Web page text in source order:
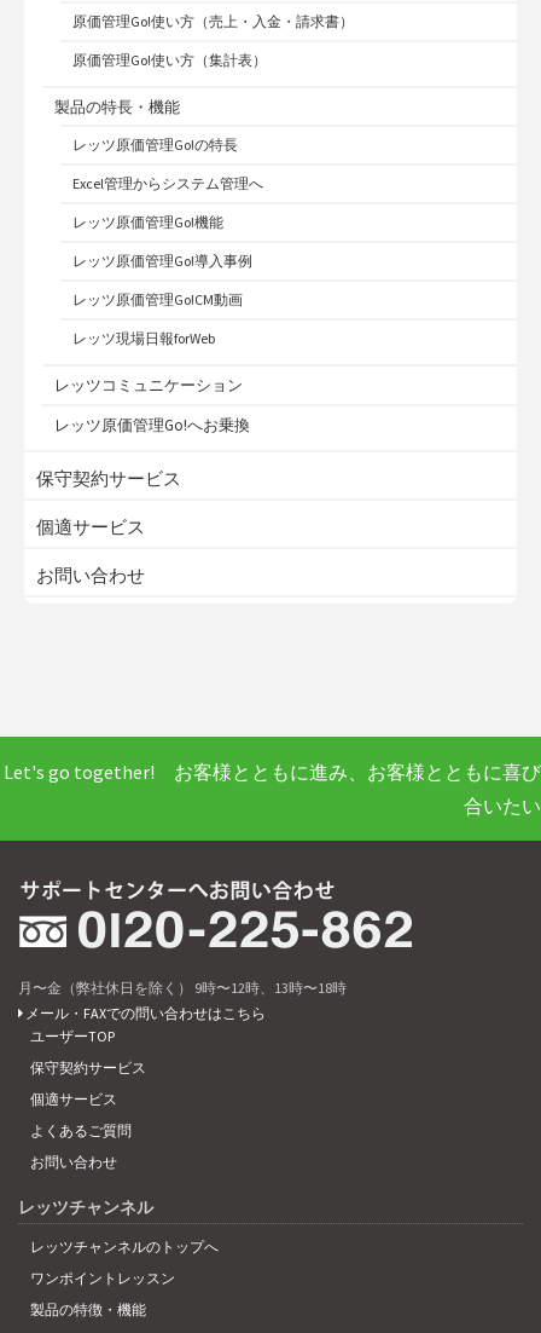
原価管理Go!使い方（売上・入金・請求書）
原価管理Go!使い方（集計表）
製品の特長・機能
レッツ原価管理Go!の特長
Excel管理からシステム管理へ
レッツ原価管理Go!機能
レッツ原価管理Go!導入事例
レッツ原価管理Go!CM動画
レッツ現場日報forWeb
レッツコミュニケーション
レッツ原価管理Go!へお乗換
保守契約サービス
個適サービス
お問い合わせ
Let's go together! お客様とともに進み、お客様とともに喜び
合いたい
月〜金（弊社休日を除く） 9時〜12時、13時〜18時
メール・FAXでの問い合わせはこちら
ユーザーTOP
保守契約サービス
個適サービス
よくあるご質問
お問い合わせ
レッツチャンネル
レッツチャンネルのトップへ
ワンポイントレッスン
製品の特徴・機能